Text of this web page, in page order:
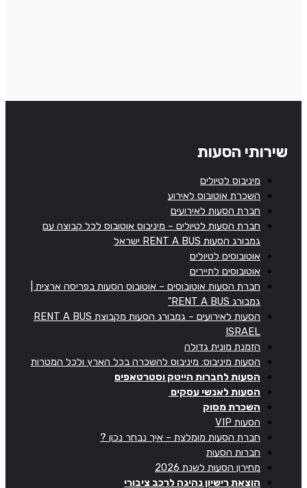
שירותי הסעות
מיניבוס לטיולים
השכרת אוטובוס לאירוע
חברת הסעות לאירועים
חברת הסעות לטיולים – מיניבוס אוטובוס לכל קבוצה עם
גמבורג הסעות RENT A BUS ישראל
אוטובוסים לטיולים
אוטובוסים לתיירים
חברת הסעות אוטובוסים – אוטובוס הסעות בפריסה ארצית |
גמבורג RENT A BUS"
הסעות לאירועים – גמבורג הסעות מקבוצת RENT A BUS
ISRAEL
הזמנת מונית גדולה
הסעות מיניבוס: מיניבוס להשכרה בכל הארץ ולכל המטרות
הסעות לחברות הייטק וסטרטאפים
הסעות לאנשי עסקים
השכרת מסוק
הסעות VIP
חברת הסעות מומלצת – איך נבחר נכון ?
חברות הסעות
מחירון הסעות לשנת 2026
הוצאת רישיון נהיגה לרכב ציבורי